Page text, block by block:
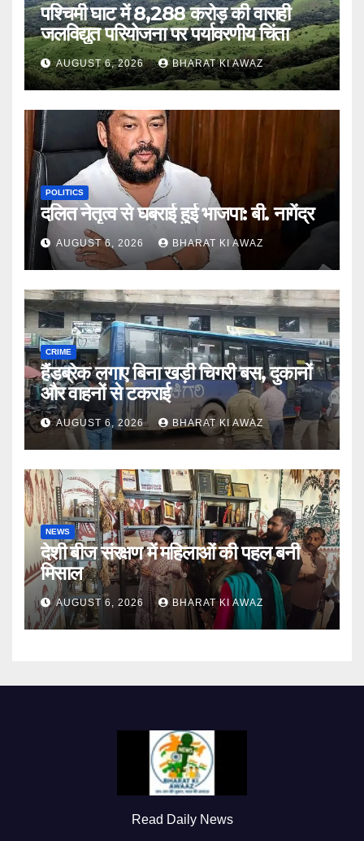
पश्चिमी घाट में 8,288 करोड़ की वाराही
जलविद्युत परियोजना पर पर्यावरणीय चिंता
AUGUST 6, 2026 BHARAT KI AWAZ
POLITICS
दलित नेतृत्व से घबराई हुई भाजपा: बी. नागेंद्र
AUGUST 6, 2026 BHARAT KI AWAZ
CRIME
हैंडब्रेक लगाए बिना खड़ी चिगरी बस, दुकानों
और वाहनों से टकराई
AUGUST 6, 2026 BHARAT KI AWAZ
NEWS
देशी बीज संरक्षण में महिलाओं की पहल बनी
मिसाल
AUGUST 6, 2026 BHARAT KI AWAZ
Read Daily News